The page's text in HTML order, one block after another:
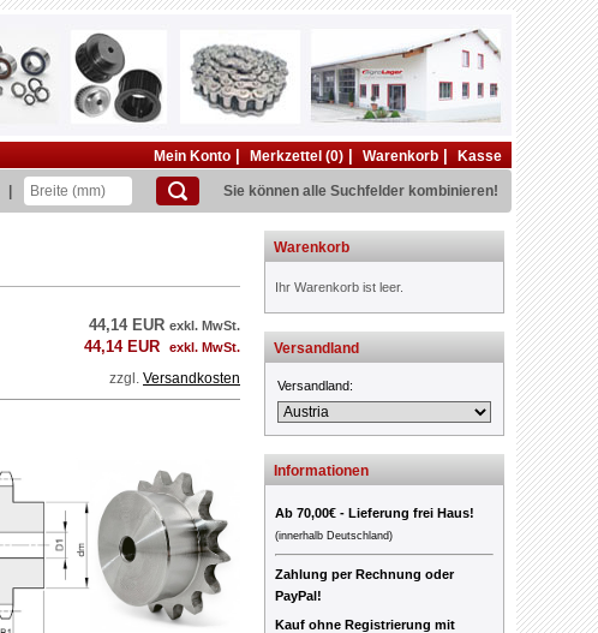
Mein Konto Merkzettel (0) Warenkorb Kasse
Sie können alle Suchfelder kombinieren!
44,14 EUR exkl. MwSt.
44,14 EUR exkl. MwSt.
zzgl. Versandkosten
Warenkorb
Ihr Warenkorb ist leer.
Versandland
Versandland:
Informationen
Ab 70,00€ - Lieferung frei Haus!
(innerhalb Deutschland)
Zahlung per Rechnung oder
PayPal!
Kauf ohne Registrierung mit